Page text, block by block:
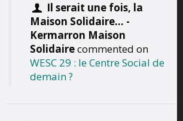
Il serait une fois, la
Maison Solidaire... -
Kermarron Maison
Solidairecommented on
WESC 29 : le Centre Social de
demain ?